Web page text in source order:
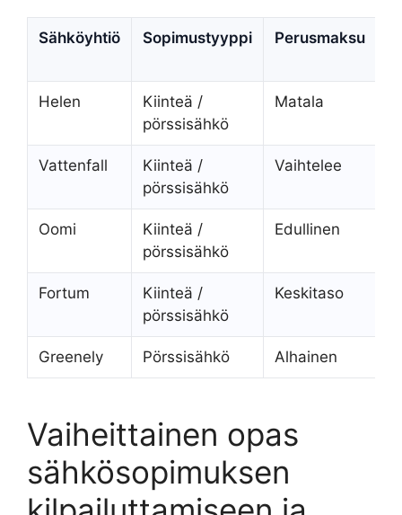
Sähköyhtiö Sopimustyyppi Perusmaksu
Helen
Kiinteä /
pörssisähkö
Matala
Vattenfall
Kiinteä /
pörssisähkö
Vaihtelee
Oomi
Kiinteä /
pörssisähkö
Edullinen
Fortum
Kiinteä /
pörssisähkö
Keskitaso
Greenely Pörssisähkö Alhainen
Vaiheittainen opas
sähkösopimuksen